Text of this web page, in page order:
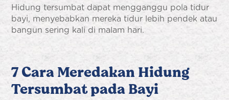
Hidung tersumbat dapat mengganggu pola tidur
bayi, menyebabkan mereka tidur lebih pendek atau
bangun sering kali di malam hari.
7 Cara Meredakan Hidung
Tersumbat pada Bayi